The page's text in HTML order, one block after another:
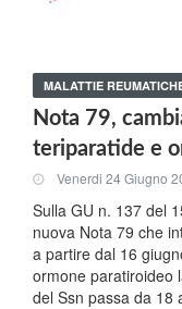
MALATTIE
Nota 79,
teriparatide e
Venerdi 24 Giugno
Sulla GU n. 137 del
nuova Nota 79 che
a partire dal 16
ormone paratiroideo
del Ssn passa da 18